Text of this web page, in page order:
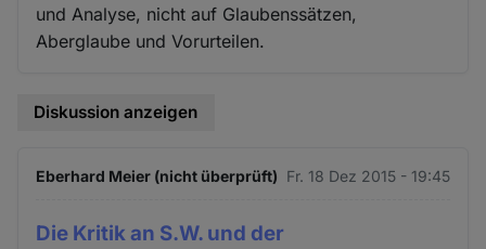
und Analyse, nicht auf Glaubenssätzen,
Aberglaube und Vorurteilen.
Diskussion anzeigen
Eberhard Meier (nicht überprüft) Fr. 18 Dez 2015 - 19:45
Die Kritik an S.W. und der